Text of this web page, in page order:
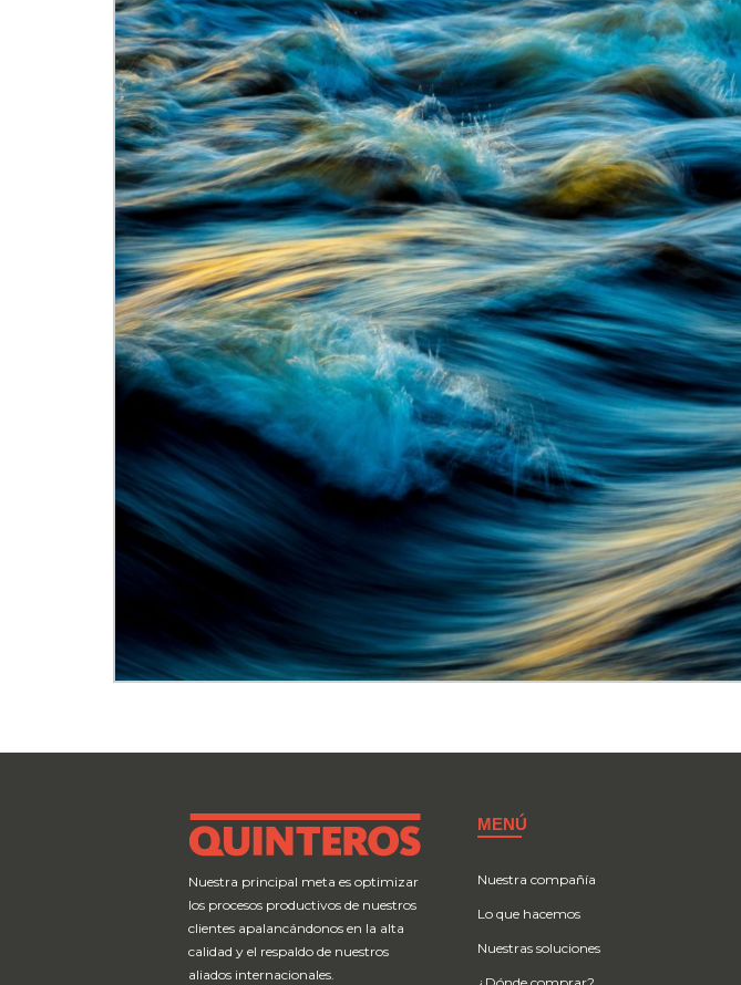
Nuestra principal meta es optimizar
los procesos productivos de nuestros
clientes apalancándonos en la alta
calidad y el respaldo de nuestros
aliados internacionales.
MENÚ
Nuestra compañía
Lo que hacemos
Nuestras soluciones